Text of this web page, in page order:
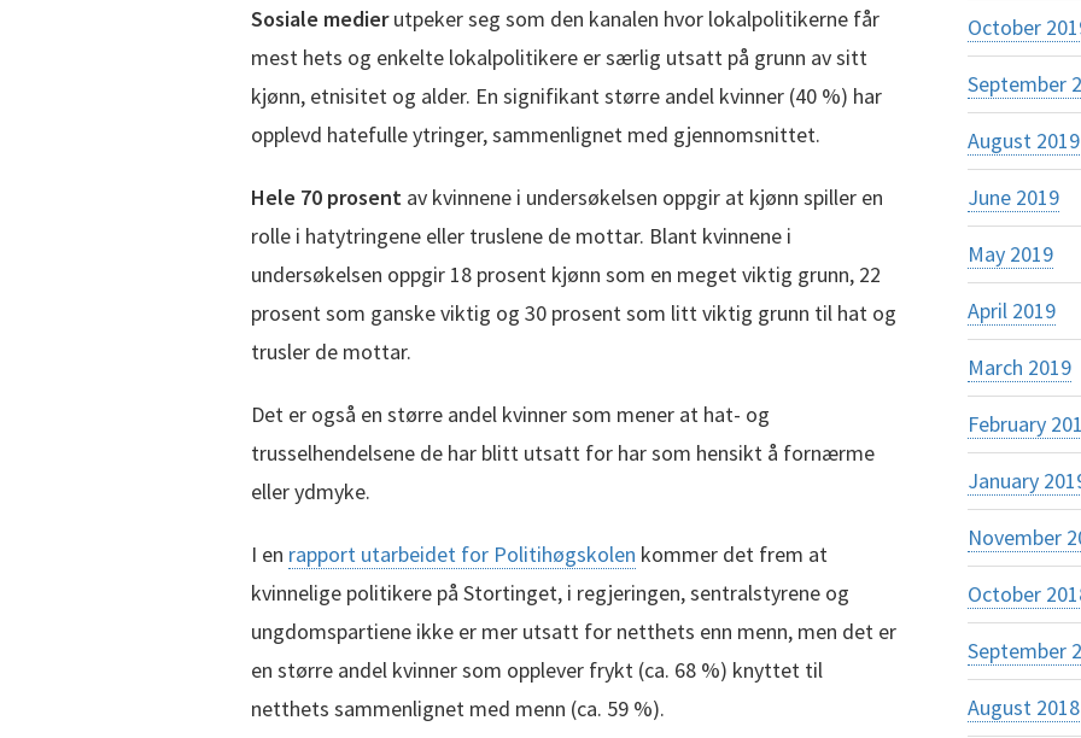
Sosiale medierutpeker seg som den kanalen hvor lokalpolitikerne får
mest hets og enkelte lokalpolitikere er særlig utsatt på grunn av sitt
kjønn, etnisitet og alder. En signifikant større andel kvinner (40 %) har
opplevd hatefulle ytringer, sammenlignet med gjennomsnittet.
Hele 70 prosent av kvinnene i undersøkelsen oppgir at kjønn spiller en
rolle i hatytringene eller truslene de mottar. Blant kvinnene i
undersøkelsen oppgir 18 prosent kjønn som en meget viktig grunn, 22
prosent som ganske viktig og 30 prosent som litt viktig grunn til hat og
trusler de mottar.
Det er også en større andel kvinner som mener at hat- og
trusselhendelsene de har blitt utsatt for har som hensikt å fornærme
eller ydmyke.
I en rapport utarbeidet for Politihøgskolen kommer det frem at
kvinnelige politikere på Stortinget, i regjeringen, sentralstyrene og
ungdomspartiene ikke er mer utsatt for netthets enn menn, men det er
en større andel kvinner som opplever frykt (ca. 68 %) knyttet til
netthets sammenlignet med menn (ca. 59 %).
October
September
August 2019
June 2019
May 2019
April 2019
March 2019
February
January
November
October
September
August 2018